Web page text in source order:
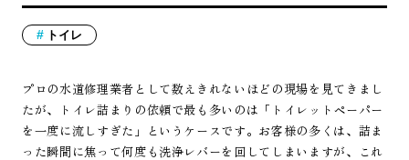
トイレ
プロの水道修理業者として数えきれないほどの現場を見てきまし
たが、トイレ詰まりの依頼で最も多いのは「トイレットペーパー
を一度に流しすぎた」というケースです。お客様の多くは、詰ま
った瞬間に焦って何度も洗浄レバーを回してしまいますが、これ